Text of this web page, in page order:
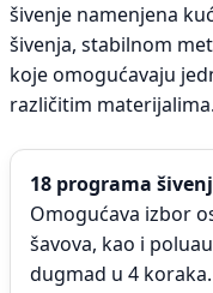
šivenje namenjena
šivenja, stabilnom
koje omogućavaju
različitim materijalima.
18 programa
Omogućava izbor
šavova, kao i
dugmad u 4 koraka.